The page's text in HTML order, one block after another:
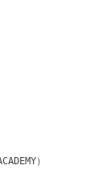
）